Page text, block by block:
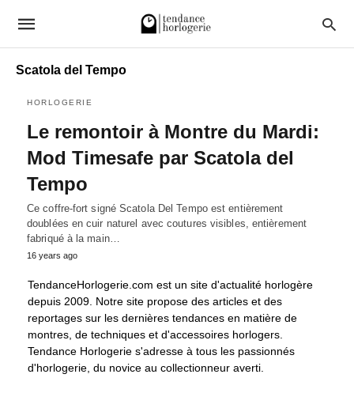
Scatola del Tempo
HORLOGERIE
Le remontoir à Montre du Mardi:
Mod Timesafe par Scatola del
Tempo
Ce coffre-fort signé Scatola Del Tempo est entièrement
doublées en cuir naturel avec coutures visibles, entièrement
fabriqué à la main…
16 years ago
TendanceHorlogerie.com est un site d'actualité horlogère
depuis 2009. Notre site propose des articles et des
reportages sur les dernières tendances en matière de
montres, de techniques et d'accessoires horlogers.
Tendance Horlogerie s'adresse à tous les passionnés
d'horlogerie, du novice au collectionneur averti.